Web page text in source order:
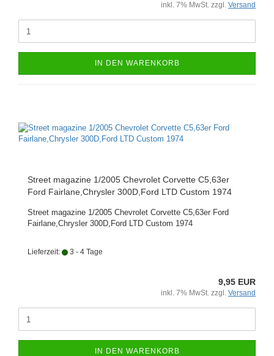
inkl. 7% MwSt. zzgl. Versand
IN DEN WARENKORB
Street magazine 1/2005 Chevrolet Corvette C5,63er
Ford Fairlane,Chrysler 300D,Ford LTD Custom 1974
Street magazine 1/2005 Chevrolet Corvette C5,63er Ford
Fairlane,Chrysler 300D,Ford LTD Custom 1974
Lieferzeit: 3 - 4 Tage
9,95 EUR
inkl. 7% MwSt. zzgl. Versand
IN DEN WARENKORB